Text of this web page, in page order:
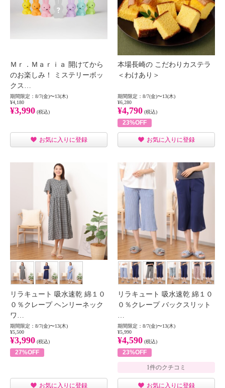
Ｍｒ．Ｍａｒｉａ 開けてから
のお楽しみ！ ミステリーボッ
クス…
期間限定：8/7(金)〜13(木)
¥4,180
¥3,990 (税込)
お気に入りに登録
本場長崎の こだわりカステラ
＜わけあり＞
期間限定：8/7(金)〜13(木)
¥6,280
¥4,790 (税込)
23%OFF
お気に入りに登録
リラキュート 吸水速乾 綿１０
０％クレープ ヘンリーネック
ワ…
期間限定：8/7(金)〜13(木)
¥5,500
¥3,990 (税込)
27%OFF
お気に入りに登録
リラキュート 吸水速乾 綿１０
０％クレープ バックスリット
…
期間限定：8/7(金)〜13(木)
¥5,990
¥4,590 (税込)
23%OFF
1件のクチコミ
お気に入りに登録